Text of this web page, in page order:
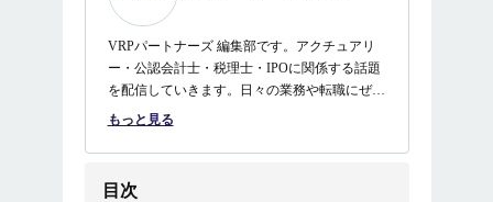
VRPパートナーズ 編集部です。アクチュアリ
ー・公認会計士・税理士・IPOに関係する話題
を配信していきます。日々の業務や転職にぜひ
ご活用ください。
もっと見る
目次